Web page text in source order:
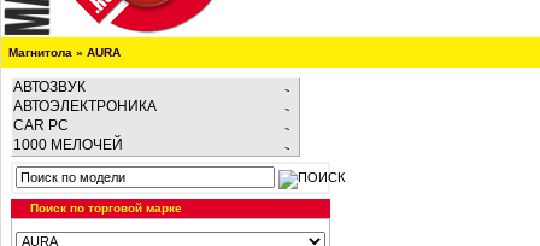
Магнитола » AURA
АВТОЗВУК
АВТОЭЛЕКТРОНИКА
CAR PC
1000 МЕЛОЧЕЙ
Поиск по торговой марке